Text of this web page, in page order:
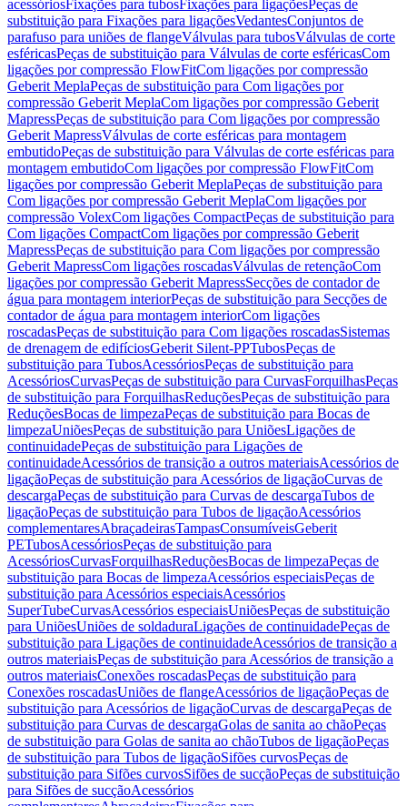
acessóriosFixações para tubosFixações para ligaçõesPeças de
substituição para Fixações para ligaçõesVedantesConjuntos de
parafuso para uniões de flangeVálvulas para tubosVálvulas de corte
esféricasPeças de substituição para Válvulas de corte esféricasCom
ligações por compressão FlowFitCom ligações por compressão
Geberit MeplaPeças de substituição para Com ligações por
compressão Geberit MeplaCom ligações por compressão Geberit
MapressPeças de substituição para Com ligações por compressão
Geberit MapressVálvulas de corte esféricas para montagem
embutidoPeças de substituição para Válvulas de corte esféricas para
montagem embutidoCom ligações por compressão FlowFitCom
ligações por compressão Geberit MeplaPeças de substituição para
Com ligações por compressão Geberit MeplaCom ligações por
compressão VolexCom ligações CompactPeças de substituição para
Com ligações CompactCom ligações por compressão Geberit
MapressPeças de substituição para Com ligações por compressão
Geberit MapressCom ligações roscadasVálvulas de retençãoCom
ligações por compressão Geberit MapressSecções de contador de
água para montagem interiorPeças de substituição para Secções de
contador de água para montagem interiorCom ligações
roscadasPeças de substituição para Com ligações roscadasSistemas
de drenagem de edifíciosGeberit Silent-PPTubosPeças de
substituição para TubosAcessóriosPeças de substituição para
AcessóriosCurvasPeças de substituição para CurvasForquilhasPeças
de substituição para ForquilhasReduçõesPeças de substituição para
ReduçõesBocas de limpezaPeças de substituição para Bocas de
limpezaUniõesPeças de substituição para UniõesLigações de
continuidadePeças de substituição para Ligações de
continuidadeAcessórios de transição a outros materiaisAcessórios de
ligaçãoPeças de substituição para Acessórios de ligaçãoCurvas de
descargaPeças de substituição para Curvas de descargaTubos de
ligaçãoPeças de substituição para Tubos de ligaçãoAcessórios
complementaresAbraçadeirasTampasConsumíveisGeberit
PETubosAcessóriosPeças de substituição para
AcessóriosCurvasForquilhasReduçõesBocas de limpezaPeças de
substituição para Bocas de limpezaAcessórios especiaisPeças de
substituição para Acessórios especiaisAcessórios
SuperTubeCurvasAcessórios especiaisUniõesPeças de substituição
para UniõesUniões de soldaduraLigações de continuidadePeças de
substituição para Ligações de continuidadeAcessórios de transição a
outros materiaisPeças de substituição para Acessórios de transição a
outros materiaisConexões roscadasPeças de substituição para
Conexões roscadasUniões de flangeAcessórios de ligaçãoPeças de
substituição para Acessórios de ligaçãoCurvas de descargaPeças de
substituição para Curvas de descargaGolas de sanita ao chãoPeças
de substituição para Golas de sanita ao chãoTubos de ligaçãoPeças
de substituição para Tubos de ligaçãoSifões curvosPeças de
substituição para Sifões curvosSifões de sucçãoPeças de substituição
para Sifões de sucçãoAcessórios